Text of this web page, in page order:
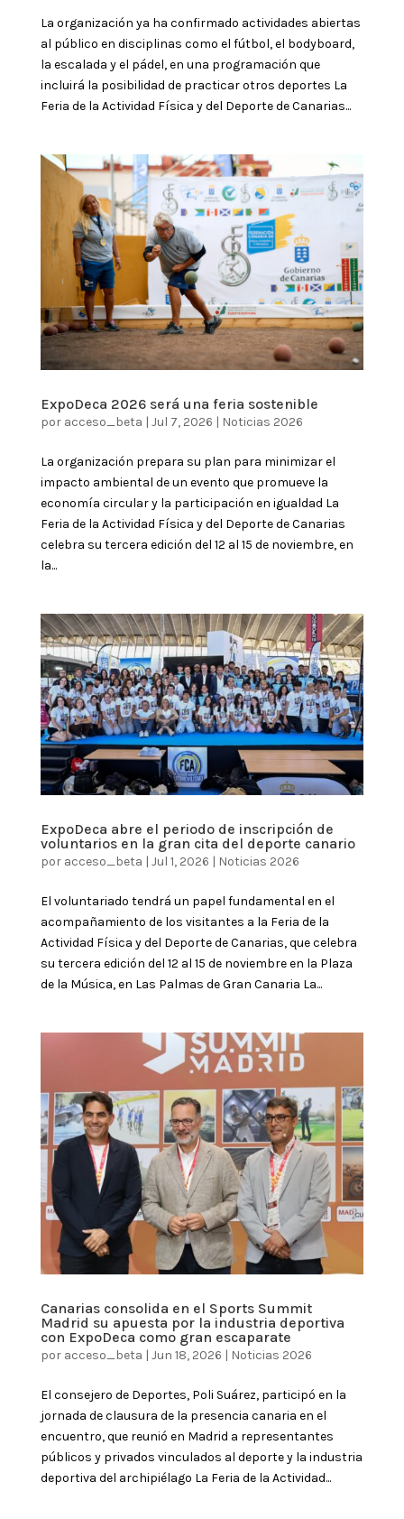
La organización ya ha confirmado actividades abiertas
al público en disciplinas como el fútbol, el bodyboard,
la escalada y el pádel, en una programación que
incluirá la posibilidad de practicar otros deportes La
Feria de la Actividad Física y del Deporte de Canarias...
ExpoDeca 2026 será una feria sostenible
por acceso_beta | Jul 7, 2026 | Noticias 2026
La organización prepara su plan para minimizar el
impacto ambiental de un evento que promueve la
economía circular y la participación en igualdad La
Feria de la Actividad Física y del Deporte de Canarias
celebra su tercera edición del 12 al 15 de noviembre, en
la...
ExpoDeca abre el periodo de inscripción de
voluntarios en la gran cita del deporte canario
por acceso_beta | Jul 1, 2026 | Noticias 2026
El voluntariado tendrá un papel fundamental en el
acompañamiento de los visitantes a la Feria de la
Actividad Física y del Deporte de Canarias, que celebra
su tercera edición del 12 al 15 de noviembre en la Plaza
de la Música, en Las Palmas de Gran Canaria La...
Canarias consolida en el Sports Summit
Madrid su apuesta por la industria deportiva
con ExpoDeca como gran escaparate
por acceso_beta | Jun 18, 2026 | Noticias 2026
El consejero de Deportes, Poli Suárez, participó en la
jornada de clausura de la presencia canaria en el
encuentro, que reunió en Madrid a representantes
públicos y privados vinculados al deporte y la industria
deportiva del archipiélago La Feria de la Actividad...